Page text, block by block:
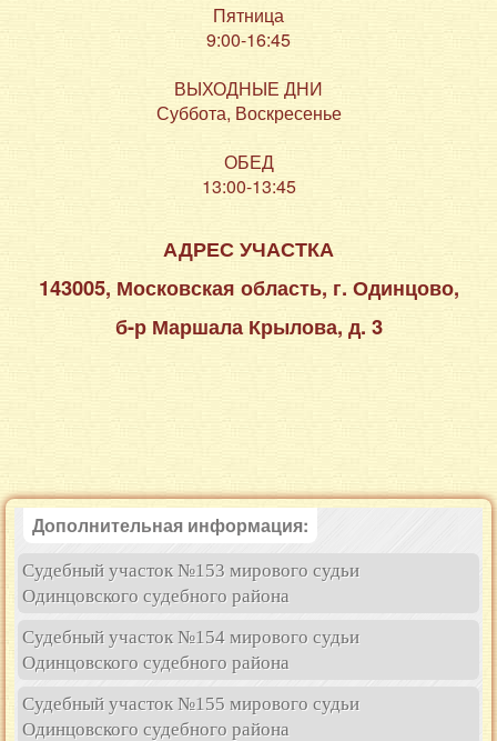
Пятница
9:00-16:45
ВЫХОДНЫЕ ДНИ
Суббота, Воскресенье
ОБЕД
13:00-13:45
АДРЕС УЧАСТКА
143005, Московская область, г. Одинцово,
б-р Маршала Крылова, д. 3
Дополнительная информация:
Судебный участок №153 мирового судьи
Одинцовского судебного района
Судебный участок №154 мирового судьи
Одинцовского судебного района
Судебный участок №155 мирового судьи
Одинцовского судебного района